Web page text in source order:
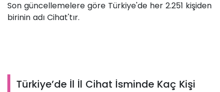
Son güncellemelere göre Türkiye'de her 2.251 kişiden
birinin adı Cihat'tır.
Türkiye’de İl İl Cihat İsminde Kaç Kişi